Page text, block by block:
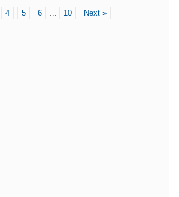
4 5 6 ... 10 Next »